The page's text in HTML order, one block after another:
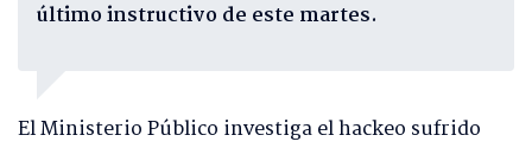
último instructivo de este martes.
El Ministerio Público investiga el hackeo sufrido